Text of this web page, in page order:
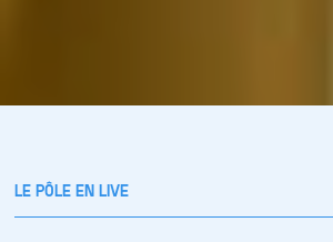
LE PÔLE EN LIVE